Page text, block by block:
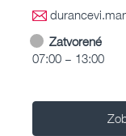
Zatvorené
07:00 – 13:00